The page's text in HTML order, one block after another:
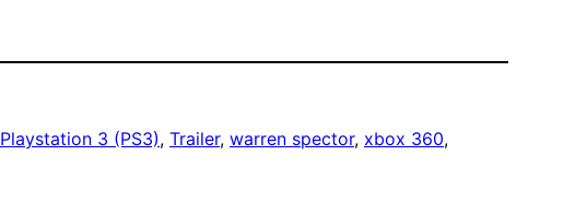
Playstation 3 (PS3), Trailer, warren spector, xbox 360